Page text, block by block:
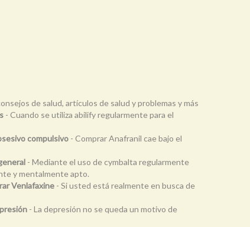
de salud, artículos de salud y problemas y más
- Cuando se utiliza abilify regularmente para el
compulsivo - Comprar Anafranil cae bajo el
- Mediante el uso de cymbalta regularmente
y mentalmente apto.
Venlafaxine - Si usted está realmente en busca de
- La depresión no se queda un motivo de